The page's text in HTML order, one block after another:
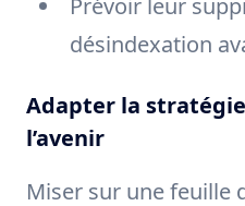
Prévoir leur
désindexation
Adapter la
l’avenir
Miser sur une feuille